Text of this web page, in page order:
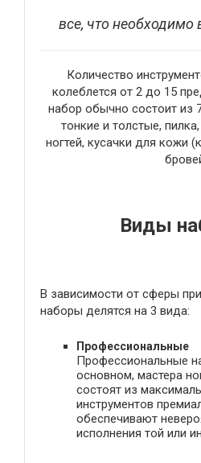
все, что необходимо
Количество
колеблется от 2 до 15
набор обычно состоит из
тонкие и толстые,
ногтей, кусачки для кожи
Виды
В зависимости от сферы
наборы делятся на 3 вида:
Профессиональные
Профессиональные
основном, мастера
состоят из
инструментов
обеспечивают
исполнения той или